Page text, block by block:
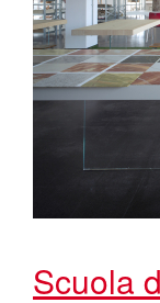
Scuola